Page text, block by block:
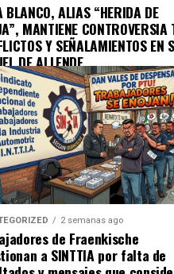
BLANCO, ALIAS “HERIDA DE
MANTIENE CONTROVERSIA
Y SEÑALAMIENTOS EN
DE ALLENDE
2 semanas ago
de Fraenkische
a SINTTIA por falta de